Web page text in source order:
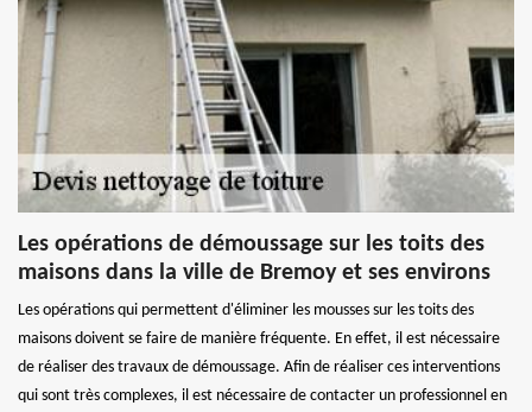
Les opérations de démoussage sur les toits des
maisons dans la ville de Bremoy et ses environs
Les opérations qui permettent d'éliminer les mousses sur les toits des
maisons doivent se faire de manière fréquente. En effet, il est nécessaire
de réaliser des travaux de démoussage. Afin de réaliser ces interventions
qui sont très complexes, il est nécessaire de contacter un professionnel en